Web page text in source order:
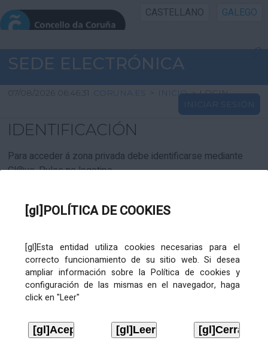
[gl]POLÍTICA DE COOKIES
[gl]Esta entidad utiliza cookies necesarias para el
correcto funcionamiento de su sitio web. Si desea
ampliar información sobre la Política de cookies y
configuración de las mismas en el navegador, haga
click en "Leer"
CASTELLANO GALEGO
INICIO SEDE
INICIO
INFORMACIÓN PÚBLICA
CARTAFOL CIDADÁN
SEDE ELECTRÓNICA
07/08/2026 06:46:31 CORUNA.ES > INICIO > LOGIN
INICIAR SESIÓN
IDENTIFICACIÓN
Para acceder á zona privada debe identificarse mediante
Cl@ve. Pulse no logotipo